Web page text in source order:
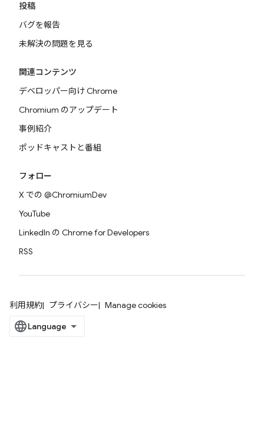
投稿
バグを報告
未解決の問題を見る
関連コンテンツ
デベロッパー向け Chrome
Chromium のアップデート
事例紹介
ポッドキャストと番組
フォロー
X での @ChromiumDev
YouTube
LinkedIn の Chrome for Developers
RSS
利用規約 プライバシー Manage cookies